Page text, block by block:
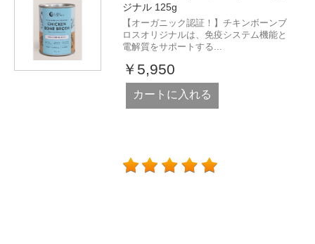
ジナル 125g
【オーガニック認証！】チキンボーンブ
ロスオリジナルは、免疫システム機能と
電解質をサポートする...
￥5,950
カートに入れる